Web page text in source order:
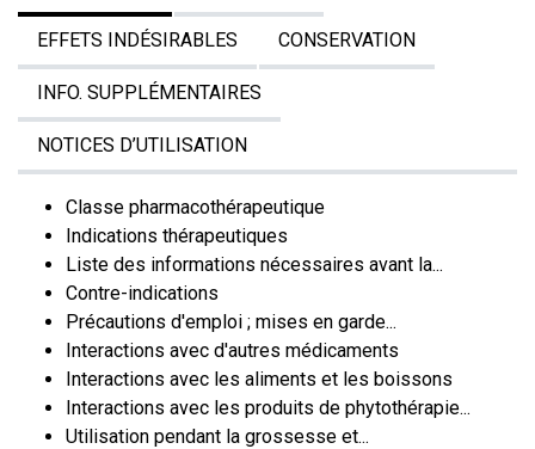
EFFETS INDÉSIRABLES CONSERVATION
INFO. SUPPLÉMENTAIRES
NOTICES D’UTILISATION
Classe pharmacothérapeutique
Indications thérapeutiques
Liste des informations nécessaires avant la...
Contre-indications
Précautions d'emploi ; mises en garde...
Interactions avec d'autres médicaments
Interactions avec les aliments et les boissons
Interactions avec les produits de phytothérapie...
Utilisation pendant la grossesse et...